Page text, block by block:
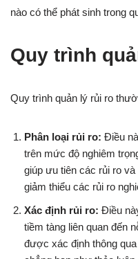
nào có thể phát sinh trong
Quy trình
Quy trình quản lý rủi ro
Phân loại rủi ro: Điều
trên mức độ nghiêm
giúp ưu tiên các rủi ro
giảm thiểu các rủi ro
Xác định rủi ro: Điều
tiềm tàng liên quan đến
được xác định thông